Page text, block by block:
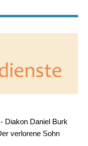
Diakon Daniel Burk
verlorene Sohn